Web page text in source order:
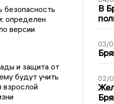
безопасность
определен
версии
и защита от
будут учить
В
03/
02/